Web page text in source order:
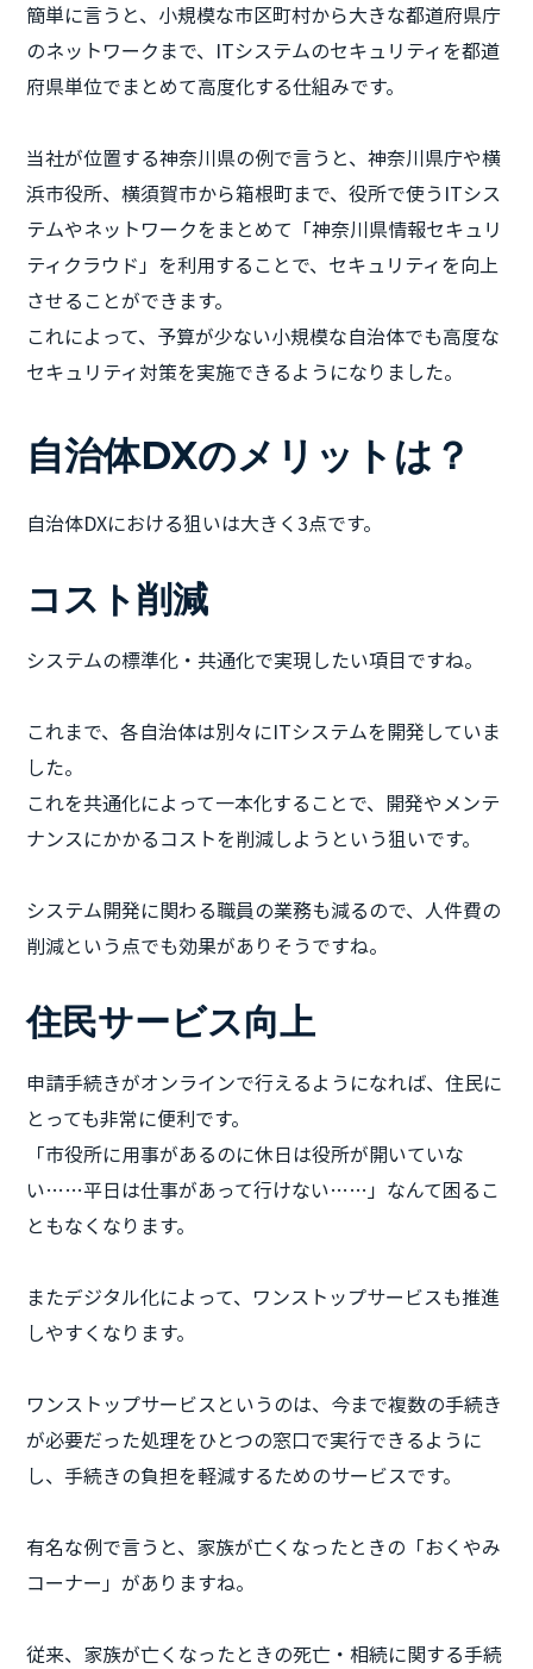
簡単に言うと、小規模な市区町村から大きな都道府県庁
のネットワークまで、ITシステムのセキュリティを都道
府県単位でまとめて高度化する仕組みです。
当社が位置する神奈川県の例で言うと、神奈川県庁や横
浜市役所、横須賀市から箱根町まで、役所で使うITシス
テムやネットワークをまとめて「神奈川県情報セキュリ
ティクラウド」を利用することで、セキュリティを向上
させることができます。
これによって、予算が少ない小規模な自治体でも高度な
セキュリティ対策を実施できるようになりました。
自治体DXのメリットは？
自治体DXにおける狙いは大きく3点です。
コスト削減
システムの標準化・共通化で実現したい項目ですね。
これまで、各自治体は別々にITシステムを開発していま
した。
これを共通化によって一本化することで、開発やメンテ
ナンスにかかるコストを削減しようという狙いです。
システム開発に関わる職員の業務も減るので、人件費の
削減という点でも効果がありそうですね。
住民サービス向上
申請手続きがオンラインで行えるようになれば、住民に
とっても非常に便利です。
「市役所に用事があるのに休日は役所が開いていな
い……平日は仕事があって行けない……」なんて困るこ
ともなくなります。
またデジタル化によって、ワンストップサービスも推進
しやすくなります。
ワンストップサービスというのは、今まで複数の手続き
が必要だった処理をひとつの窓口で実行できるように
し、手続きの負担を軽減するためのサービスです。
有名な例で言うと、家族が亡くなったときの「おくやみ
コーナー」がありますね。
従来、家族が亡くなったときの死亡・相続に関する手続